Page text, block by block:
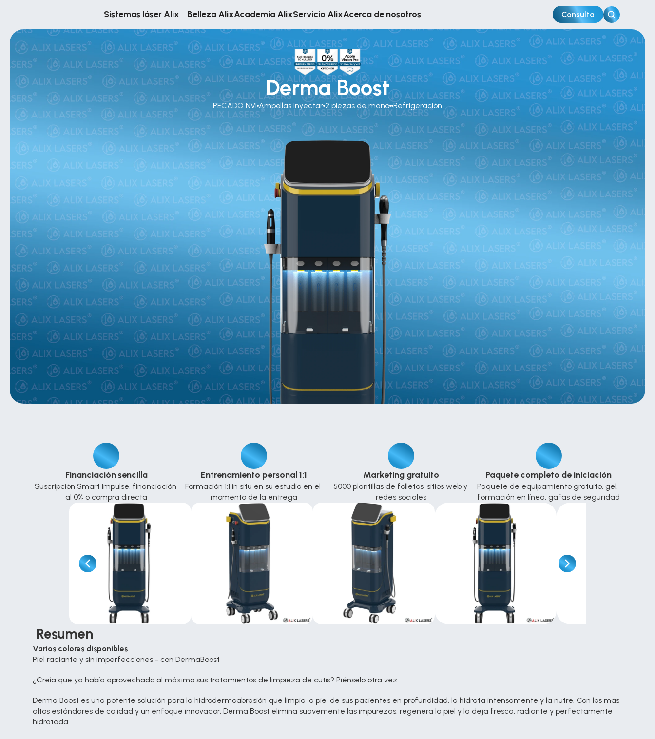
Derma Boost
PECADO NVI Ampollas Inyectar 2 piezas de mano Refrigeración
Financiación sencilla
Suscripción Smart Impulse, financiación
al 0% o compra directa
Entrenamiento personal 1:1
Formación 1:1 in situ en su estudio en el
momento de la entrega
Marketing gratuito
5000 plantillas de folletos, sitios web y
redes sociales
Paquete completo de iniciación
Paquete de equipamiento gratuito, gel,
formación en línea, gafas de seguridad
Resumen
Varios colores disponibles
Piel radiante y sin imperfecciones - con DermaBoost
¿Creía que ya había aprovechado al máximo sus tratamientos de limpieza de cutis? Piénselo otra vez.
Derma Boost es una potente solución para la hidrodermoabrasión que limpia la piel de sus pacientes en profundidad, la hidrata intensamente y la nutre. Con los más
altos estándares de calidad y un enfoque innovador, Derma Boost elimina suavemente las impurezas, regenera la piel y la deja fresca, radiante y perfectamente
hidratada.
Sistemas láser Alix Belleza AlixAcademia AlixServicio AlixAcerca de nosotros Consulta